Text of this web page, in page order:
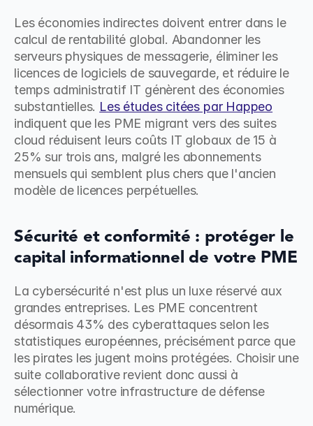
Les économies indirectes doivent entrer dans le
calcul de rentabilité global. Abandonner les
serveurs physiques de messagerie, éliminer les
licences de logiciels de sauvegarde, et réduire le
temps administratif IT génèrent des économies
substantielles. Les études citées par Happeo
indiquent que les PME migrant vers des suites
cloud réduisent leurs coûts IT globaux de 15 à
25% sur trois ans, malgré les abonnements
mensuels qui semblent plus chers que l'ancien
modèle de licences perpétuelles.
Sécurité et conformité : protéger le
capital informationnel de votre PME
La cybersécurité n'est plus un luxe réservé aux
grandes entreprises. Les PME concentrent
désormais 43% des cyberattaques selon les
statistiques européennes, précisément parce que
les pirates les jugent moins protégées. Choisir une
suite collaborative revient donc aussi à
sélectionner votre infrastructure de défense
numérique.